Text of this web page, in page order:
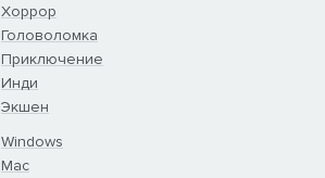
Хоррор
Головоломка
Приключение
Инди
Экшен
Windows
Mac